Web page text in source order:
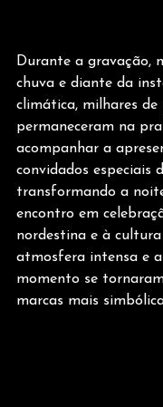
Durante a gravação,
chuva e diante da
climática, milhares de
permaneceram na
acompanhar a
convidados especiais
transformando a
encontro em
nordestina e à
atmosfera intensa e
momento se
marcas mais